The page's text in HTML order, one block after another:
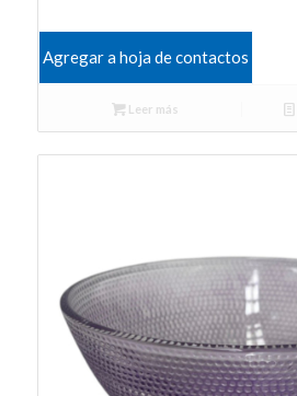
Agregar a hoja de contactos
Leer más